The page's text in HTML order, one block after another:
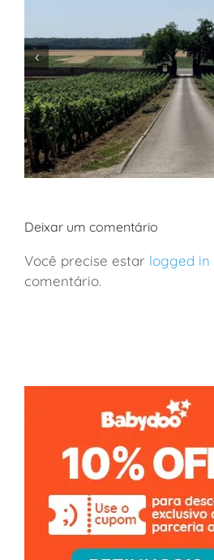
Deixar um comentário
Você precise estar logged in
comentário.